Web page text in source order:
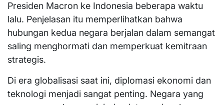
Presiden Macron ke Indonesia beberapa waktu
lalu. Penjelasan itu memperlihatkan bahwa
hubungan kedua negara berjalan dalam semangat
saling menghormati dan memperkuat kemitraan
strategis.
Di era globalisasi saat ini, diplomasi ekonomi dan
teknologi menjadi sangat penting. Negara yang